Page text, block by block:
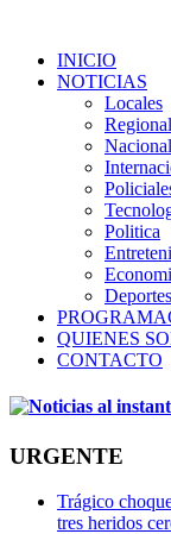
INICIO
NOTICIAS
Locales
Politica
Deportes
QUIENES
CONTACTO
URGENTE
Trágico
tres heridos